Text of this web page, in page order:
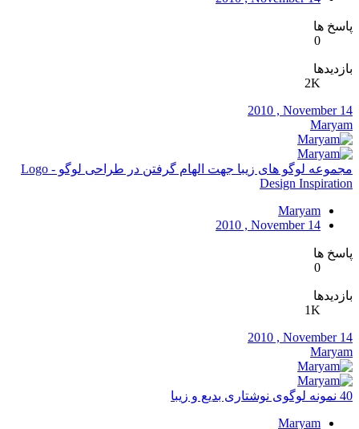
پاسخ ها
0
بازدیدها
2K
2010 , November 14
Maryam
مجموعه لوگو های زیبا جهت الهام گرفتن در طراحی لوگو - Logo
Design Inspiration
Maryam
2010 , November 14
پاسخ ها
0
بازدیدها
1K
2010 , November 14
Maryam
40 نمونه لوگوی نوشتاری بدیع و زیبا
Maryam